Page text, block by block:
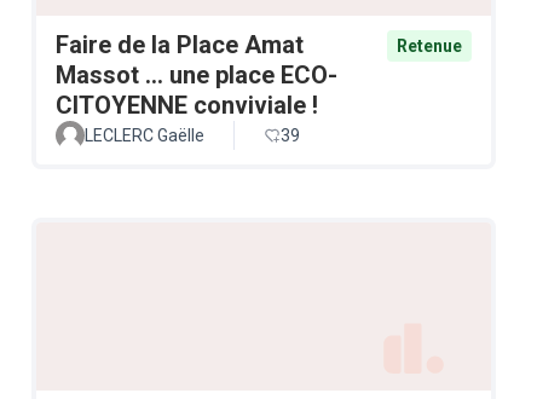
Faire de la Place Amat
Massot ... une place ECO-
CITOYENNE conviviale !
Retenue
LECLERC Gaëlle 39